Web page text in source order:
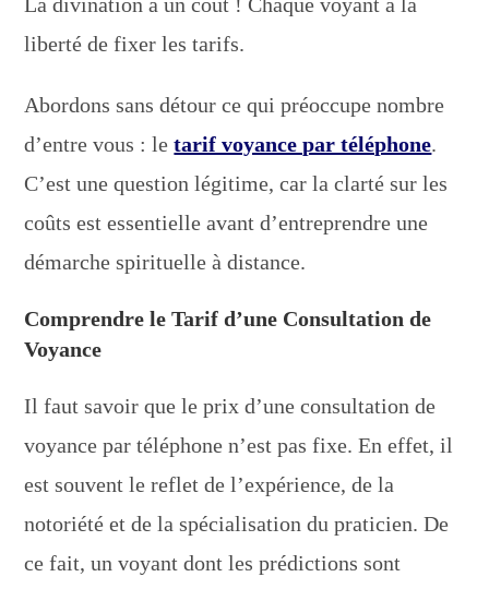
liberté de fixer les tarifs.
Abordons sans détour ce qui préoccupe nombre
d’entre vous : letarif voyance par téléphone.
C’est une question légitime, car la clarté sur les
coûts est essentielle avant d’entreprendre une
démarche spirituelle à distance.
Comprendre le Tarif d’une Consultation de
Voyance
Il faut savoir que le prix d’une consultation de
voyance par téléphone n’est pas fixe. En effet, il
est souvent le reflet de l’expérience, de la
notoriété et de la spécialisation du praticien. De
ce fait, un voyant dont les prédictions sont